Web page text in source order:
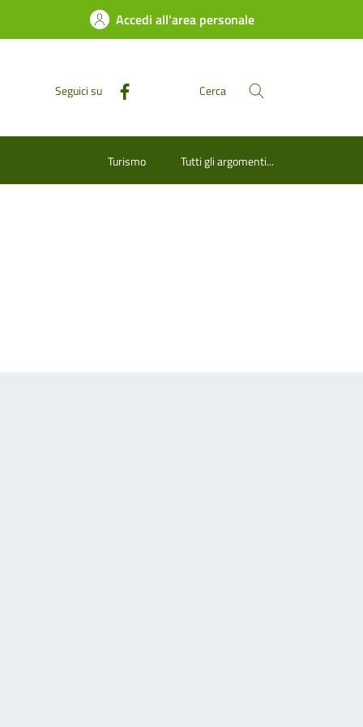
Accedi all'area personale
Seguici su Cerca
Turismo Tutti gli argomenti...